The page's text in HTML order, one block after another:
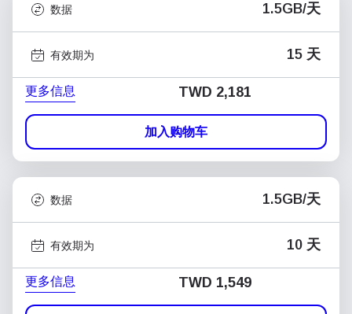
数据 1.5GB/天
有效期为 15 天
更多信息 TWD 2,181
加入购物车
数据 1.5GB/天
有效期为 10 天
更多信息 TWD 1,549